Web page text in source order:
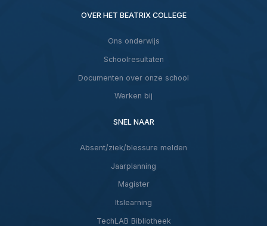
OVER HET BEATRIX COLLEGE
Ons onderwijs
Schoolresultaten
Documenten over onze school
Werken bij
SNEL NAAR
Absent/ziek/blessure melden
Jaarplanning
Magister
Itslearning
TechLAB Bibliotheek